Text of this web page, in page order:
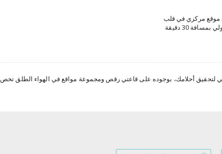
موقع مركزي في قلب
المدينة، حيث يبعد عن مطار أبو ظبي الدولي بمسافة 30 دقيقة
الأجرة،
لتحقيق أحلامك، بوجوده على قاعتي رقص ومجموعة مواقع في الهواء الطلق تخص